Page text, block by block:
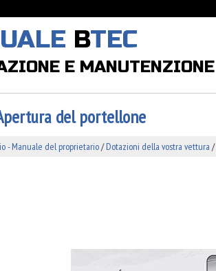
BTEC
E MANUTENZIONE
del portellone
- Manuale del proprietario/Dotazioni della vostra vettura /